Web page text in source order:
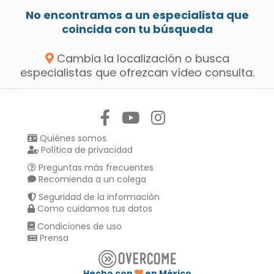
No encontramos a un especialista que
coincida con tu búsqueda
Cambia la localización o busca
especialistas que ofrezcan vídeo consulta.
Quiénes somos
Política de privacidad
Preguntas más frecuentes
Recomienda a un colega
Seguridad de la información
Como cuidamos tus datos
Condiciones de uso
Prensa